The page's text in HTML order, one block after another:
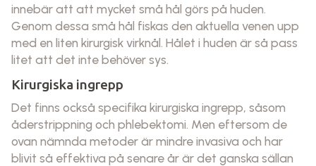
innebär att att mycket små hål görs på huden.
Genom dessa små hål fiskas den aktuella venen upp
med en liten kirurgisk virknål. Hålet i huden är så pass
litet att det inte behöver sys.
Kirurgiska ingrepp
Det finns också specifika kirurgiska ingrepp, såsom
åderstrippning och phlebektomi. Men eftersom de
ovan nämnda metoder är mindre invasiva och har
blivit så effektiva på senare år är det ganska sällan